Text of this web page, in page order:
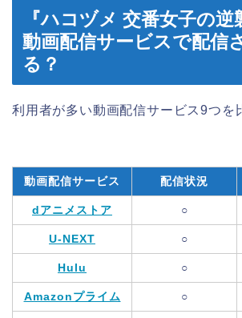
『ハコヅメ 交番女子の
動画配信サービスで配信
る？
利用者が多い動画配信サービス9つを
動画配信サービス 配信状況
dアニメストア ○
U-NEXT ○
Hulu ○
Amazonプライム ○